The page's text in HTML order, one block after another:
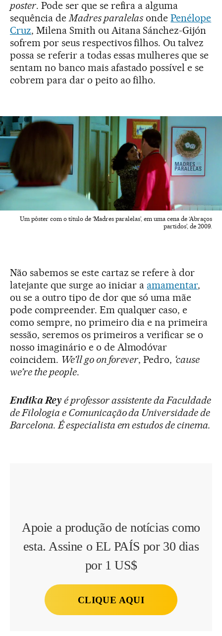
poster. Pode ser que se refira a alguma
sequência de Madres paralelas ondePenélope
Cruz, Milena Smith ou Aitana Sánchez-Gijón
sofrem por seus respectivos filhos. Ou talvez
possa se referir a todas essas mulheres que se
sentam no banco mais afastado possível e se
cobrem para dar o peito ao filho.
Um pôster com o título de ‘Madres paralelas’, em uma cena de ‘Abraços
partidos’, de 2009.
Não sabemos se este cartaz se refere à dor
latejante que surge ao iniciar a amamentar,
ou se a outro tipo de dor que só uma mãe
pode compreender. Em qualquer caso, e
como sempre, no primeiro dia e na primeira
sessão, seremos os primeiros a verificar se o
nosso imaginário e o de Almodóvar
coincidem. We’ll go on forever, Pedro, ‘cause
we’re the people.
Endika Reyé professor assistente da Faculdade
de Filologia e Comunicação da Universidade de
Barcelona. É especialista em estudos de cinema.
Apoie a produção de notícias como
esta. Assine o EL PAÍS por 30 dias
por 1 US$
CLIQUE AQUI